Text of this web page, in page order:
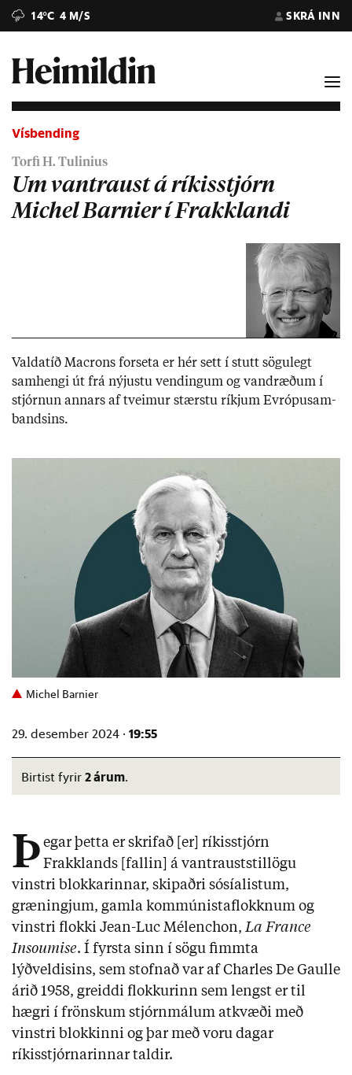
14°C 4 M/S SKRÁ INN
Vísbending
Torfi H. Tulinius
Um vantraust á ríkisstjórn
Michel Barnier í Frakklandi
Valda­tíð Macrons for­seta er hér sett í stutt sögu­legt
sam­hengi út frá nýj­ustu vend­ing­um og vand­ræð­um í
stjórn­un ann­ars af tveim­ur stærstu ríkj­um Evr­ópu­sam­
bands­ins.
Michel Barnier
29. desember 2024 · 19:55
Birtist fyrir 2 árum.
Þ egar þetta er skrifað [er] ríkisstjórn
Frakklands [fallin] á vantrauststillögu
vinstri blokkarinnar, skipaðri sósíalistum,
græningjum, gamla kommúnistaflokknum og
vinstri flokki Jean-Luc Mélenchon, La France
Insoumise. Í fyrsta sinn í sögu fimmta
lýðveldisins, sem stofnað var af Charles De Gaulle
árið 1958, greiddi flokkurinn sem lengst er til
hægri í frönskum stjórnmálum atkvæði með
vinstri blokkinni og þar með voru dagar
ríkisstjórnarinnar taldir.